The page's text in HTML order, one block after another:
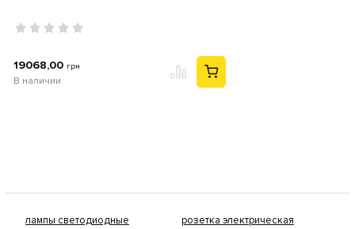
19068,00 грн
В наличии
лампы светодиодные
розетка электрическая